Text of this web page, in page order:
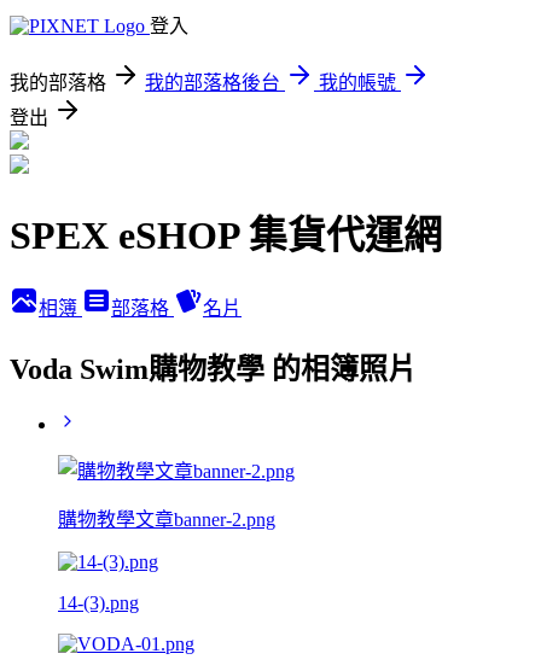
登入
我的部落格 我的部落格後台
我的帳號
登出
SPEX eSHOP 集貨代運網
相簿 部落格 名片
Voda Swim購物教學 的相簿照片
購物教學文章banner-2.png
14-(3).png